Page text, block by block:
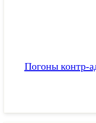
Погоны контр-